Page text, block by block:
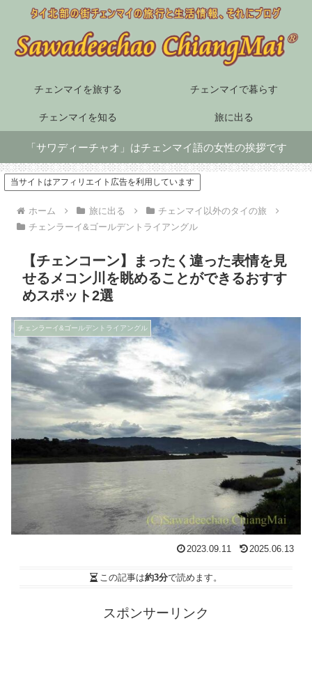
チェンマイを旅する チェンマイで暮らす
チェンマイを知る 旅に出る
「サワディーチャオ」はチェンマイ語の女性の挨拶です
当サイトはアフィリエイト広告を利用しています
ホーム 旅に出る
チェンマイ以外のタイの旅
チェンラーイ&ゴールデントライアングル
【チェンコーン】まったく違った表情を見
せるメコン川を眺めることができるおすす
めスポット2選
チェンラーイ&ゴールデントライアングル
2023.09.11 2025.06.13
この記事は約3分で読めます。
スポンサーリンク